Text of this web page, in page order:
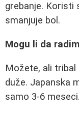
grebanje. Koristi
smanjuje bol.
Mogu li da
Možete, ali
duže. Japanska
samo 3-6 meseci.